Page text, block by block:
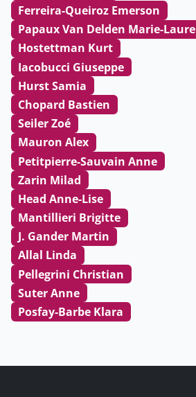
Ferreira-Queiroz Emerson
Papaux Van Delden Marie-Laure
Hostettman Kurt
Iacobucci Giuseppe
Hurst Samia
Chopard Bastien
Seiler Zoé
Mauron Alex
Petitpierre-Sauvain Anne
Zarin Milad
Head Anne-Lise
Mantillieri Brigitte
J. Gander Martin
Allal Linda
Pellegrini Christian
Suter Anne
Posfay-Barbe Klara